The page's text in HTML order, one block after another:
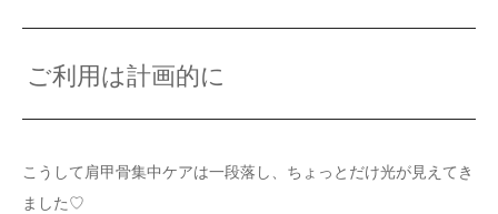
ご利用は計画的に
こうして肩甲骨集中ケアは一段落し、ちょっとだけ光が見えてき
ました♡